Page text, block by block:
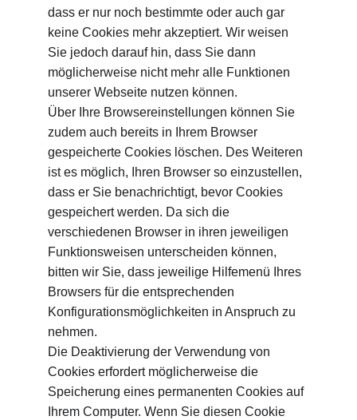
dass er nur noch bestimmte oder auch gar
keine Cookies mehr akzeptiert. Wir weisen
Sie jedoch darauf hin, dass Sie dann
möglicherweise nicht mehr alle Funktionen
unserer Webseite nutzen können.
Über Ihre Browsereinstellungen können Sie
zudem auch bereits in Ihrem Browser
gespeicherte Cookies löschen. Des Weiteren
ist es möglich, Ihren Browser so einzustellen,
dass er Sie benachrichtigt, bevor Cookies
gespeichert werden. Da sich die
verschiedenen Browser in ihren jeweiligen
Funktionsweisen unterscheiden können,
bitten wir Sie, dass jeweilige Hilfemenü Ihres
Browsers für die entsprechenden
Konfigurationsmöglichkeiten in Anspruch zu
nehmen.
Die Deaktivierung der Verwendung von
Cookies erfordert möglicherweise die
Speicherung eines permanenten Cookies auf
Ihrem Computer. Wenn Sie diesen Cookie